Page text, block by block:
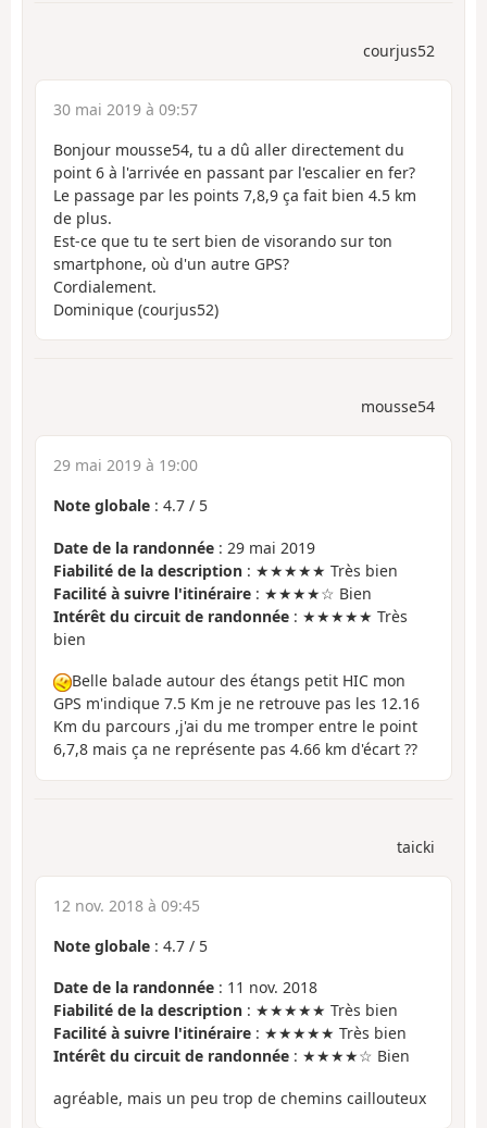
courjus52
30 mai 2019 à 09:57
Bonjour mousse54, tu a dû aller directement du
point 6 à l'arrivée en passant par l'escalier en fer?
Le passage par les points 7,8,9 ça fait bien 4.5 km
de plus.
Est-ce que tu te sert bien de visorando sur ton
smartphone, où d'un autre GPS?
Cordialement.
Dominique (courjus52)
mousse54
29 mai 2019 à 19:00
Note globale : 4.7 / 5
Date de la randonnée : 29 mai 2019
Fiabilité de la description : ★★★★★ Très bien
Facilité à suivre l'itinéraire : ★★★★☆ Bien
Intérêt du circuit de randonnée : ★★★★★ Très
bien
Belle balade autour des étangs petit HIC mon
GPS m'indique 7.5 Km je ne retrouve pas les 12.16
Km du parcours ,j'ai du me tromper entre le point
6,7,8 mais ça ne représente pas 4.66 km d'écart ??
taicki
12 nov. 2018 à 09:45
Note globale : 4.7 / 5
Date de la randonnée : 11 nov. 2018
Fiabilité de la description : ★★★★★ Très bien
Facilité à suivre l'itinéraire : ★★★★★ Très bien
Intérêt du circuit de randonnée : ★★★★☆ Bien
agréable, mais un peu trop de chemins caillouteux